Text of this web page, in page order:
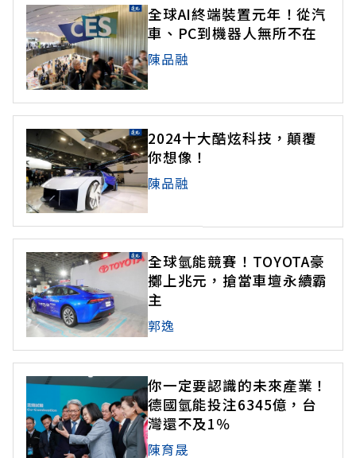
全球AI終端裝置元年！從汽
車、PC到機器人無所不在
陳品融
2024十大酷炫科技，顛覆
你想像！
陳品融
全球氫能競賽！TOYOTA豪
擲上兆元，搶當車壇永續霸
主
郭逸
你一定要認識的未來產業！
德國氫能投注6345億，台
灣還不及1％
陳育晟